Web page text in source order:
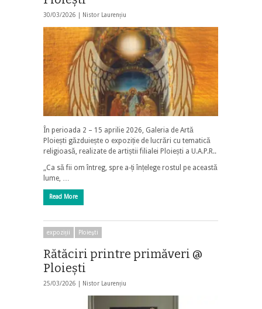
30/03/2026 | Nistor Laurențiu
În perioada 2 – 15 aprilie 2026, Galeria de Artă
Ploiești găzduiește o expoziție de lucrări cu tematică
religioasă, realizate de artiștii filialei Ploiești a U.A.P.R..
„Ca să fii om întreg, spre a-ți înțelege rostul pe această
lume, …
Read More
expoziții Ploieşti
Rătăciri printre primăveri @
Ploiești
25/03/2026 | Nistor Laurențiu